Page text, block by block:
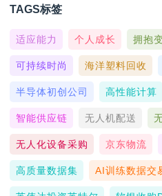
TAGS标签
适应能力 个人成长 拥抱
可持续时尚 海洋塑料回收
半导体初创公司 高性能计算
智能供应链 无人机配送
无人化设备采购 京东物流
高质量数据集 AI训练数据交